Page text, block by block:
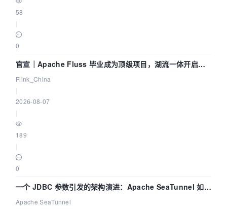
58
0
官宣｜Apache Fluss 毕业成为顶级项目，湖流一体开启
Agentic Lake 全面实时化时代
Flink_China
2026-08-07
189
0
一个 JDBC 参数引发的架构演进：Apache SeaTunnel 如何
解决数据同步中的“定时 Flush”难题
Apache SeaTunnel